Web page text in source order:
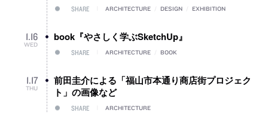
SHARE ARCHITECTURE DESIGN EXHIBITION
1.16
WED
book『やさしく学ぶSketchUp』
SHARE ARCHITECTURE BOOK
1.17
THU
前田圭介による「福山市本通り商店街プロジェク
ト」の画像など
SHARE ARCHITECTURE